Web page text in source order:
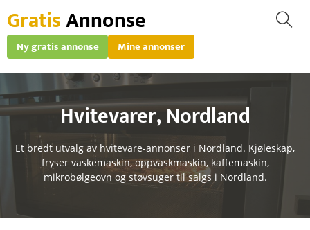
GratisAnnonse
Ny gratis annonse Mine annonser
Hvitevarer,Nordland
Et bredt utvalg av hvitevare-annonser i Nordland. Kjøleskap,
fryser vaskemaskin, oppvaskmaskin, kaffemaskin,
mikrobølgeovn og støvsuger til salgs i Nordland.